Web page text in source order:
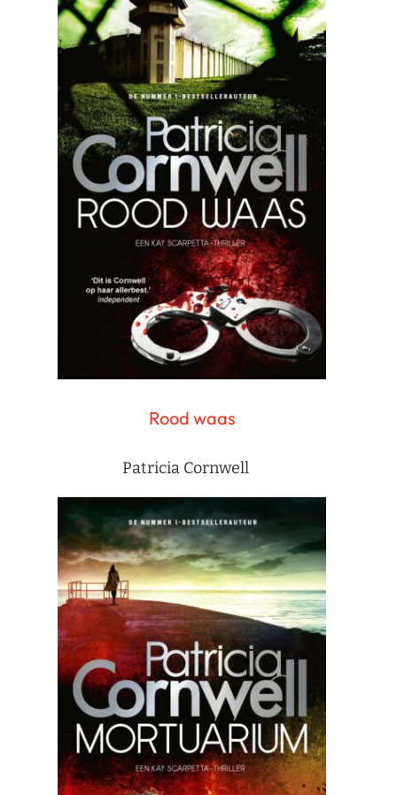
Rood waas
Patricia Cornwell